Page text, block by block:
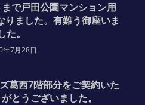
まで戸田公園マンション用
りました。有難う御座いま
た。
年7月28日
葛西7階部分をご契約いた
とうございました。